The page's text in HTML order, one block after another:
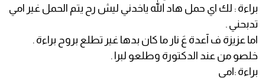
براءة : لك اي حمل هاد الله ياخدني ليش رح يتم الحمل غير امي
تدبحني .
اما عزيزة ف آعدة عَ نار ما كان بدها غير تطلع بروح براءة .
خلصو من عند الدكتورة وطلعو لبرا .
براءة :امي